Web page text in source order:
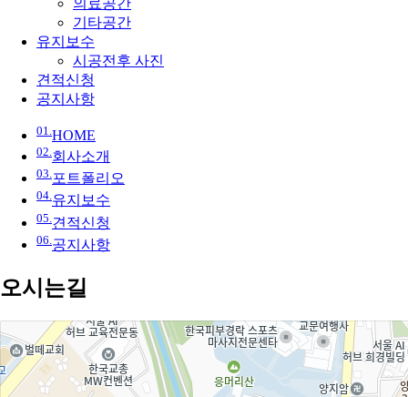
의료공간
기타공간
유지보수
시공전후 사진
견적신청
공지사항
01.HOME
02. 회사소개
03. 포트폴리오
04. 유지보수
05. 견적신청
06. 공지사항
오시는길